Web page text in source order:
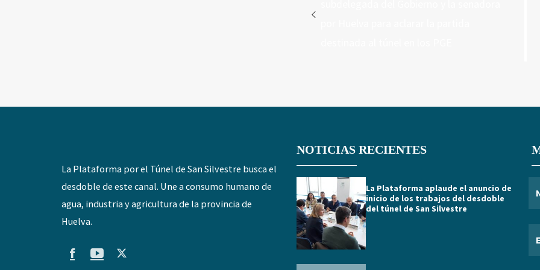
entradas
La Plataforma por el Túnel de San Silvestre busca el
desdoble de este canal. Une a consumo humano de
agua, industria y agricultura de la provincia de
Huelva.
NOTICIAS RECIENTES
La Plataforma aplaude el anuncio de
inicio de los trabajos del desdoble
del túnel de San Silvestre